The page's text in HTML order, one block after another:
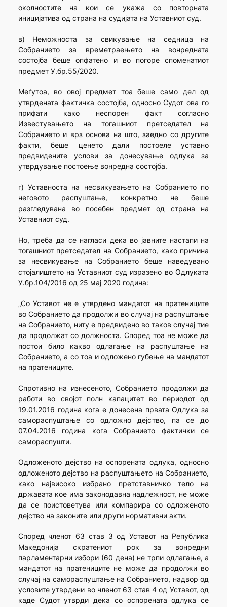
околностите на кои се укажа со повторната
иницијатива од страна на судијата на Уставниот суд.
в) Неможноста за свикување на седница на
Собранието за времетраењето на вонредната
состојба беше опфатено и во погоре споменатиот
предмет У.бр.55/2020.
Меѓутоа, во овој предмет тоа беше само дел од
утврдената фактичка состојба, односно Судот ова го
прифати како неспорен факт согласно
Известувањето на тогашниот претседател на
Собранието и врз основа на што, заедно со другите
факти, беше ценето дали постоеле уставно
предвидените услови за донесување одлука за
утврдување постоење вонредна состојба.
г) Уставноста на несвикувањето на Собранието по
неговото распуштање, конкретно не беше
разгледувана во посебен предмет од страна на
Уставниот суд.
Но, треба да се нагласи дека во јавните настапи на
тогашниот претседател на Собранието, како причина
за несвикување на Собранието беше наведувано
стојалиштето на Уставниот суд изразено во Одлуката
У.бр.104/2016 од 25 мај 2020 година:
„Со Уставот не е утврдено мандатот на пратениците
во Собранието да продолжи во случај на распуштање
на Собранието, ниту е предвидено во таков случај тие
да продолжат со должноста. Според тоа не може да
постои било какво одлагање на распуштање на
Собранието, а со тоа и одложено губење на мандатот
на пратениците.
Спротивно на изнесеното, Собранието продолжи да
работи во својот полн капацитет во периодот од
19.01.2016 година кога е донесена првата Одлука за
самораспуштање со одложно дејство, па се до
07.04.2016 година кога Собранието фактички се
самораспушти.
Одложеното дејство на оспорената одлука, односно
одложеното дејство на распуштањето на Собранието,
како највисоко избрано претставничко тело на
државата кое има законодавна надлежност, не може
да се поистоветува или компарира со одложеното
дејство на законите или други нормативни акти.
Според членот 63 став 3 од Уставот на Република
Македонија скратениот рок за вонредни
парламентарни избори (60 дена) не трпи одлагање, а
мандатот на пратениците не може да продолжи во
случај на самораспуштање на Собранието, надвор од
условите утврдени во членот 63 став 4 од Уставот, од
каде Судот утврди дека со оспорената одлука се